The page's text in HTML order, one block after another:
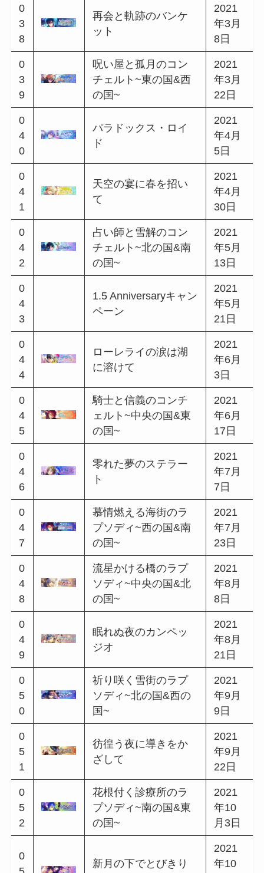
2
8
の国~
年10
月8日
0
2
9
黒猫と魔法使いのワ
ルツ
2020
年10
月23
日
0
3
0
勇敢な開拓者のバラ
ッド~南の国&北の国~
2020
年11
月6日
0
3
1
1st Anniversaryきみに
花を、空に魔法を
2020
年11
月20
日
0
3
2
誇り高き狩人のバラ
ッド~東の国&南の国~
2020
年12
月7日
0
3
3
雪降る街のプレゼン
ト
2020
年12
月17
日
0
3
4
めて
2021
年1月
7日
0
3
5
音楽家と狂騒のコン
チェルト~西の国&北
の国~
2021
年1月
22日
0
3
6
い鳥
2021
年2月
8日
0
3
7
生徒と別れのコンチ
ェルト~南の国&中央
の国~
2021
年2月
22日
0
3
8
再会と軌跡のバンケ
2021
年3月
8日
0
3
9
呪い屋と孤月のコン
チェルト~東の国&西
の国~
2021
年3月
22日
0
4
0
パラドックス・ロイ
2021
年4月
5日
0
4
1
て
2021
年4月
30日
0
4
2
占い師と雪解のコン
チェルト~北の国&南
2021
年5月
13日